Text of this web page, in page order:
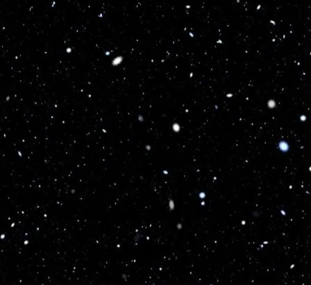
Turns on site high speed to be attractive for people and search engines.